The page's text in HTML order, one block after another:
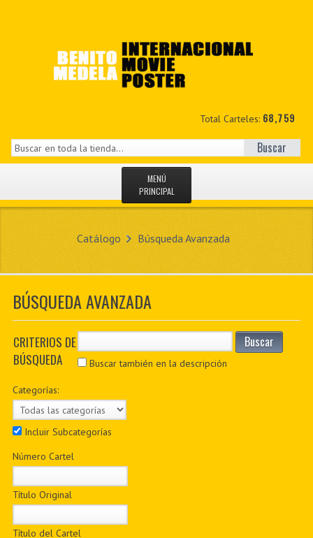
Total Carteles: 68,759
Buscar
MENÚ
PRINCIPAL
NOVEDADES
MIS DATOS
CONTACTO
PDF BOOKS
CUSTOM PDF
Catálogo Búsqueda Avanzada
BÚSQUEDA AVANZADA
CRITERIOS DE
BÚSQUEDA
Buscar
Buscar también en la descripción
Categorías:
Incluir Subcategorías
Número Cartel
Título Original
Título del Cartel